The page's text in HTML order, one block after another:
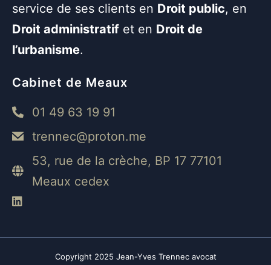
service de ses clients en Droit public, en
Droit administratif et en Droit de
l’urbanisme.
Cabinet de Meaux
01 49 63 19 91
trennec@proton.me
53, rue de la crèche, BP 17 77101
Meaux cedex
Copyright 2025 Jean-Yves Trennec avocat